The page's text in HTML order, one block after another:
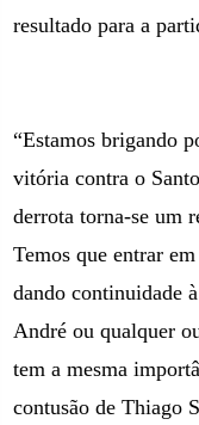
resultado para a
“Estamos brigando
vitória contra o
derrota torna-se um
Temos que entrar
dando continuidade
André ou qualquer
tem a mesma
contusão de Thiago